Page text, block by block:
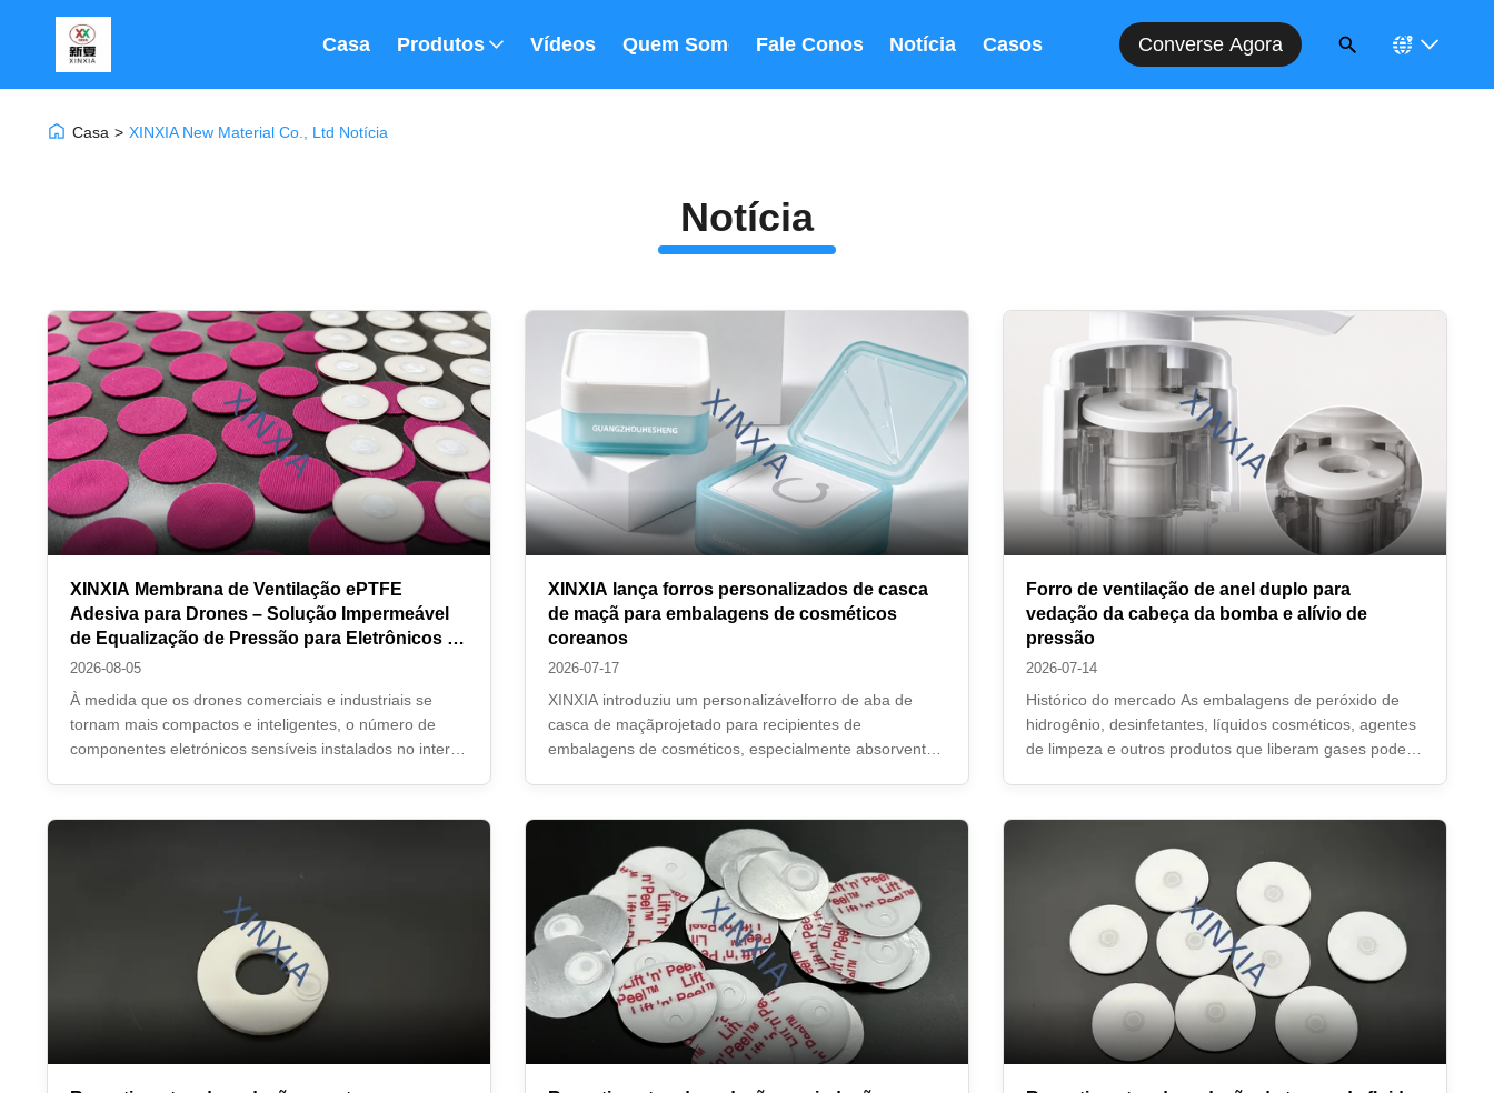
Casa Produtos Vídeos Quem Somos Fale Conosco Notícia Casos Converse Agora
Casa > XINXIA New Material Co., Ltd Notícia
Notícia
XINXIA Membrana de Ventilação ePTFE
Adesiva para Drones – Solução Impermeável
de Equalização de Pressão para Eletrônicos de
UAV
2026-08-05
À medida que os drones comerciais e industriais se
tornam mais compactos e inteligentes, o número de
componentes eletrónicos sensíveis instalados no interior
ESC e outros aparelhos electrónicos geram ...
XINXIA lança forros personalizados de casca
de maçã para embalagens de cosméticos
coreanos
2026-07-17
XINXIA introduziu um personalizávelforro de aba de
casca de maçãprojetado para recipientes de
embalagens de cosméticos, especialmente absorventes
produtos cosméticos pré-saturados populares no ...
Forro de ventilação de anel duplo para
vedação da cabeça da bomba e alívio de
pressão
2026-07-14
Histórico do mercado As embalagens de peróxido de
hidrogênio, desinfetantes, líquidos cosméticos, agentes
de limpeza e outros produtos que liberam gases podem
bomba podem inchar, vazar, ...